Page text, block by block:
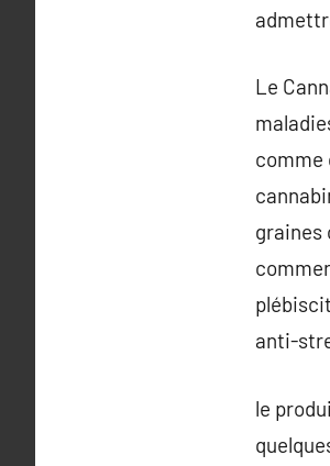
Le
comme
graines
anti-
le